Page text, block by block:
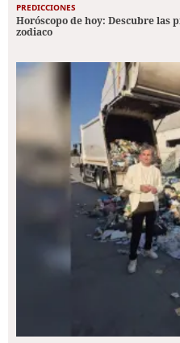
PREDICCIONES
Horóscopo de hoy: Descubre las
zodiaco